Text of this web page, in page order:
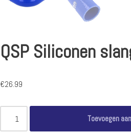
QSP Siliconen
€26.99
Toevoegen